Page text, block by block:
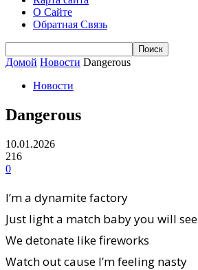
О Сайте
Обратная Связь
Домой Новости Dangerous
Новости
Dangerous
10.01.2026
216
0
I’m a dynamite factory
Just light a match baby you will see
We detonate like fireworks
Watch out cause I’m feeling nasty